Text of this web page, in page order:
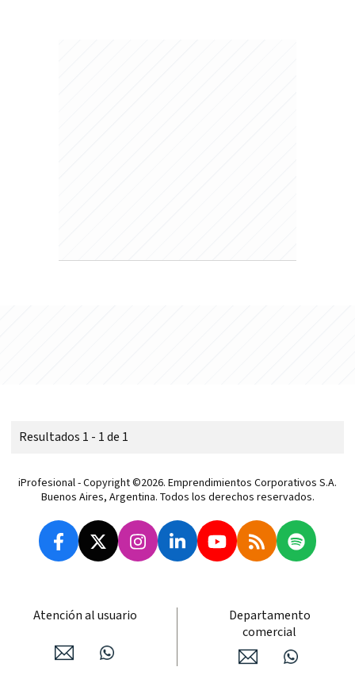
Resultados 1 - 1 de 1
iProfesional - Copyright ©2026. Emprendimientos Corporativos S.A.
Buenos Aires, Argentina. Todos los derechos reservados.
Atención al usuario
Departamento
comercial